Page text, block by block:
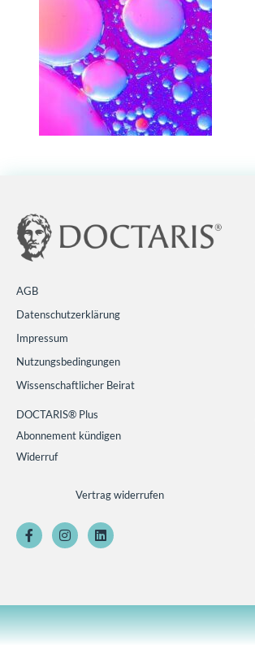
AGB
Datenschutzerklärung
Impressum
Nutzungsbedingungen
Wissenschaftlicher Beirat
DOCTARIS® Plus
Abonnement kündigen
Widerruf
Vertrag widerrufen